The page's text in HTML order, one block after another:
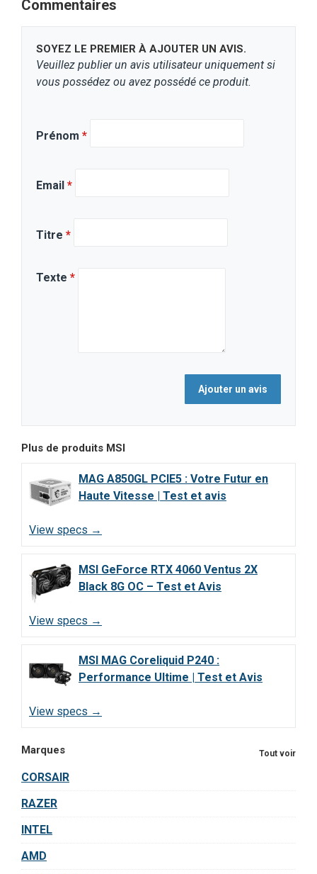
Commentaires
SOYEZ LE PREMIER À AJOUTER UN AVIS.
Veuillez publier un avis utilisateur uniquement si
vous possédez ou avez possédé ce produit.
Prénom *
Email *
Titre *
Texte *
Plus de produits MSI
MAG A850GL PCIE5 : Votre Futur en
Haute Vitesse | Test et avis
View specs →
MSI GeForce RTX 4060 Ventus 2X
Black 8G OC – Test et Avis
View specs →
MSI MAG Coreliquid P240 :
Performance Ultime | Test et Avis
View specs →
Marques Tout voir
CORSAIR
RAZER
INTEL
AMD